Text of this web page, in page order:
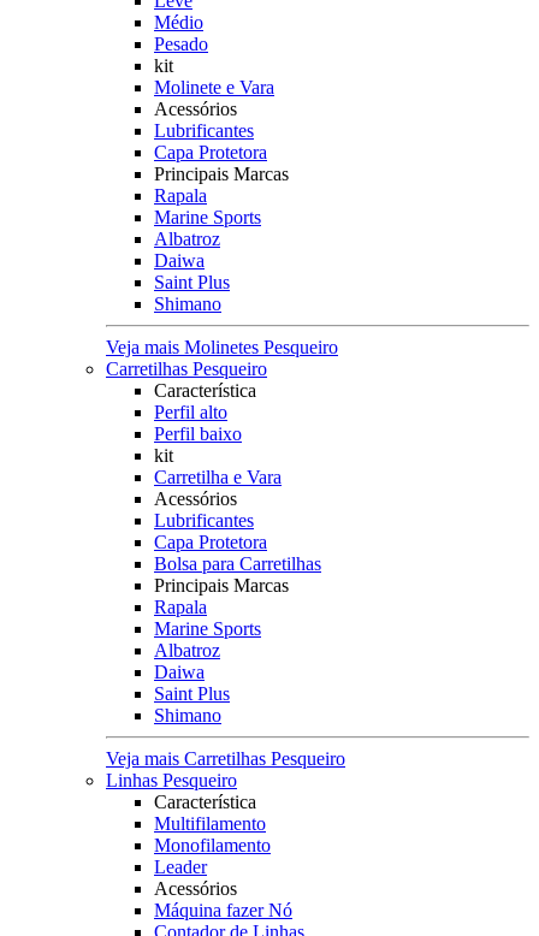
Médio
Pesado
kit
Molinete e Vara
Acessórios
Lubrificantes
Capa Protetora
Principais Marcas
Rapala
Marine Sports
Albatroz
Daiwa
Saint Plus
Shimano
Veja mais Molinetes Pesqueiro
Carretilhas Pesqueiro
Característica
Perfil alto
Perfil baixo
kit
Carretilha e Vara
Acessórios
Lubrificantes
Capa Protetora
Bolsa para Carretilhas
Principais Marcas
Rapala
Marine Sports
Albatroz
Daiwa
Saint Plus
Shimano
Veja mais Carretilhas Pesqueiro
Linhas Pesqueiro
Característica
Multifilamento
Monofilamento
Leader
Acessórios
Máquina fazer Nó
Contador de Linhas